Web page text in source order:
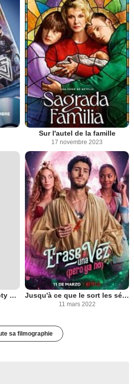
Sur l'autel de la famille
17 novembre 2023
Northern Skies Over Empty Space Jusqu'à ce que le sort les sépare
11 mars 2022
sa filmographie